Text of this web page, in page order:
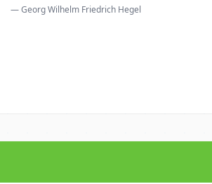
— Georg Wilhelm Friedrich Hegel